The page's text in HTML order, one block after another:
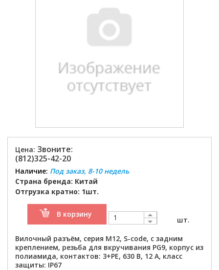
Цена: Звоните:
(812)325-42-20
Наличие: Под заказ, 8-10 недель
Страна бренда: Китай
Отгрузка кратно: 1шт.
В корзину
шт.
Вилочный разъём, серия M12, S-code, с задним
креплением, резьба для вкручивания PG9, корпус из
полиамида, контактов: 3+PE, 630 В, 12 А, класс
защиты: IP67